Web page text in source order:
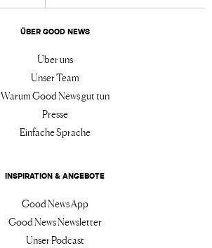
ÜBER GOOD NEWS
Über uns
Unser Team
Warum Good News gut tun
Presse
Einfache Sprache
INSPIRATION & ANGEBOTE
Good News App
Good News Newsletter
Unser Podcast